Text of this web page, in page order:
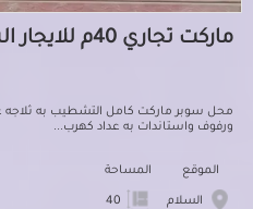
ماركت تجاري 40م للايجار الشهرى بالسلام القاهرة
محل سوبر ماركت كامل التشطيب به ثلاجه
ورفوف واستاندات به عداد كهرب...
الموقع
السلام
المساحة